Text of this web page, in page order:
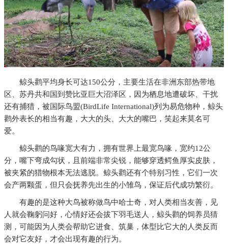
鲸头鹳平均身长可达150公分，主要生活在非洲东部热带地
区、苏丹共和国到赞比亚巨大沼泽区，因为栖息地遭破坏、干扰
还有捕猎，被国际鸟盟(BirdLife International)列为易危物种，鲸头
鹳外表长的相当有趣，大大的头、大大的嘴巴，笑起来莫名可
爱。
鲸头鹳的鸟喙宽大有力，拥有世界上最宽鸟喙，宽约12公
分，嘴下弯成勾状，且前端非常尖锐，能够穿透鳄鱼厚实皮肤，
被夹紧的猎物根本无法逃脱。鲸头鹳还有个特别习性，它们一次
会产两颗蛋，但只会抚养先出生的小雏鸟，保证后代成功繁衍。
有趣的是这种大鸟被称做鸟中哈士奇，对人类相当友善，见
人就会鞠躬问好，心情好还会拔下羽毛送人，鲸头鹳的饲养员猜
测，可能因为人类会帮助它进食、筑巢，体型比它大的人类反而
会对它友好，才会出现有趣的行为。